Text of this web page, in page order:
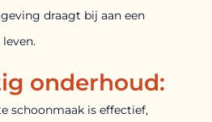
draagt bij aan een
onderhoud:
schoonmaak is effectief,